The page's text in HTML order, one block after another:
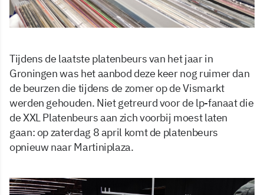
Tijdens de laatste platenbeurs van het jaar in
Groningen was het aanbod deze keer nog ruimer dan
de beurzen die tijdens de zomer op de Vismarkt
werden gehouden. Niet getreurd voor de lp-fanaat die
de XXL Platenbeurs aan zich voorbij moest laten
gaan: op zaterdag 8 april komt de platenbeurs
opnieuw naar Martiniplaza.